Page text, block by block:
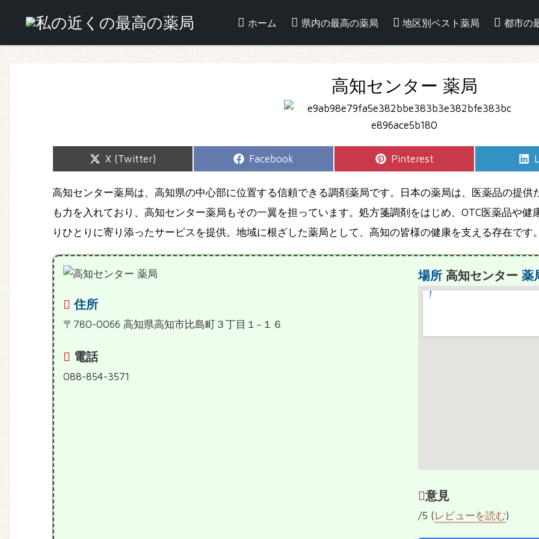
ホーム 県内の最高の薬局 地区別ベスト薬局 都市の
高知センター 薬局
Share
X (Twitter)
Share
Facebook
Share
Pinterest
高知センター薬局は、高知県の中心部に位置する信頼できる調剤薬局です。日本の薬局は、医薬品の提
も力を入れており、高知センター薬局もその一翼を担っています。処方箋調剤をはじめ、OTC医薬品や
りひとりに寄り添ったサービスを提供。地域に根ざした薬局として、高知の皆様の健康を支える存在で
住所
〒780-0066 高知県高知市比島町３丁目１−１６
電話
088-854-3571
場所高知センター 薬
意見
/5 (レビューを読む)